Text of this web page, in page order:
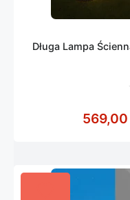
Długa Lampa
569,00